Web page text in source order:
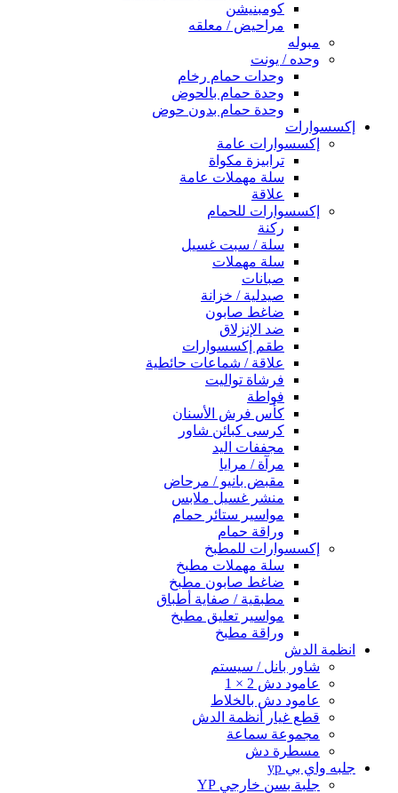
كومبنيشن
مراحيض / معلقه
مبوله
وحده / يونت
وحدات حمام رخام
وحدة حمام بالحوض
وحدة حمام بدون حوض
إكسسوارات
إكسسوارات عامة
ترابيزة مكواة
سلة مهملات عامة
علاقة
إكسسوارات للحمام
ركنة
سلة / سبت غسيل
سلة مهملات
صبانات
صيدلية / خزانة
ضاغط صابون
ضد الإنزلاق
طقم إكسسوارات
علاقة / شماعات حائطية
فرشاة تواليت
فواطة
كأس فرش الأسنان
كرسى كبائن شاور
مجففات اليد
مرآة / مرايا
مقبض بانيو / مرحاض
منشر غسيل ملابس
مواسير ستائر حمام
وراقة حمام
إكسسوارات للمطبخ
سلة مهملات مطبخ
ضاغط صابون مطبخ
مطبقية / صفاية أطباق
مواسير تعليق مطبخ
وراقة مطبخ
انظمة الدش
شاور بانل / سيستم
عامود دش 2 × 1
عامود دش بالخلاط
قطع غيار أنظمة الدش
مجموعة سماعة
مسطرة دش
جلبه واي بي yp
جلبة بسن خارجي YP